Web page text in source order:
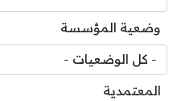
وضعية المؤسسة
المعتمدية